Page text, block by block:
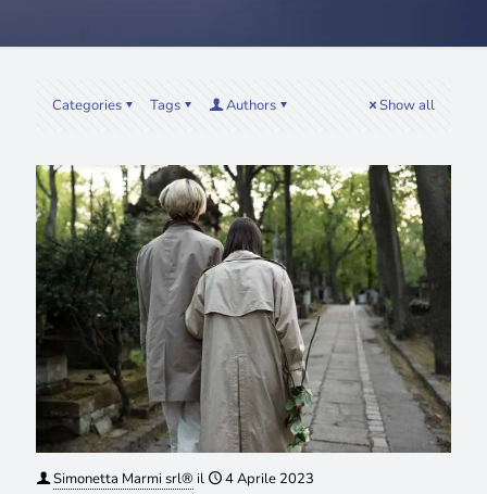
Categories Tags Authors Show all
Simonetta Marmi srl® il 4 Aprile 2023